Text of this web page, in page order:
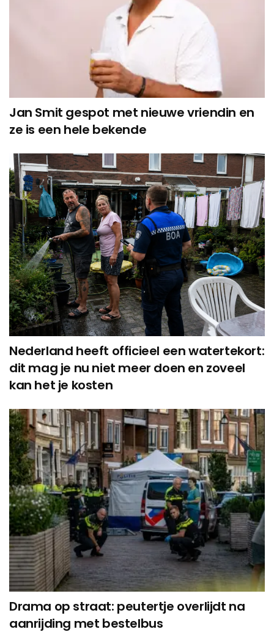
Jan Smit gespot met nieuwe vriendin en
ze is een hele bekende
Nederland heeft officieel een watertekort:
dit mag je nu niet meer doen en zoveel
kan het je kosten
Drama op straat: peutertje overlijdt na
aanrijding met bestelbus